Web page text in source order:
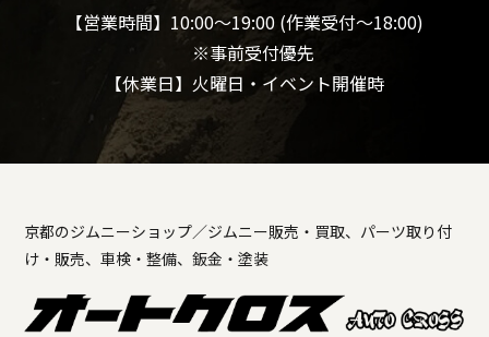
【営業時間】10:00～19:00 (作業受付～18:00)
※事前受付優先
【休業日】火曜日・イベント開催時
京都のジムニーショップ／ジムニー販売・買取、パーツ取り付
け・販売、車検・整備、鈑金・塗装